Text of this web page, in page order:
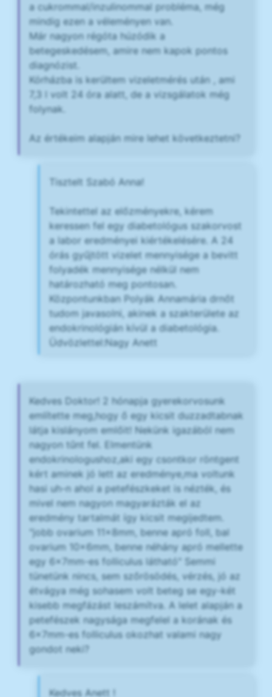
a cukrommal/inzulinommal probléma, még
mindig ezen a véleményen van.
Már nagyon régóta húzódik a
betegeskedésem, amire nem kapok pontos
diagnózist.
Kórházba is kerültem vizeletmérés után , ami
7,3 l volt 24 óra alatt, de a vizsgálatok még
folynak.
Az értékeim alapján mire lehet következtetni?
Tisztelt Szabó Anna!
Tekintettel az előzményekre, kérem
keressen fel egy diabetológus szakorvost
a labor eredményei kiértékelésére. A 24
órás gyűjtött vizelet mennyisége a bevitt
folyadék mennyisége nélkül nem
határozható meg pontosan.
Központunkban Polyák Annamária drnőt
tudom javasolni, akinek a szakterülete az
endokrinológián kívül a diabetológia.
Üdvözlettel:Nagy Anett
Kedves Doktor! 2 hónapja gyerekorvosunk
említette meg,hogy ő egy kicsit duzzadtabnak
látja kislányom emlőit! Nekünk igazából nem
nagyon tűnt fel. Elmentünk
endokrinologushoz,aki egy csontkor röntgent
kért aminek jó lett az eredménye,ma voltunk
hasi uh-n ahol a petefészkeket is nézték, és
mivel nem nagyon magyarázták el az
eredmény tartalmát így kicsit megijedtem.
"jobb ovarium 11x8mm, benne apró foll, bal
ovarium 10x6mm, benne néhány apró mellette
egy 6x7mm-es folliculus látható" Semmi
tünetünk nincs, sem szőrösödés, vérzés, jó az
étvágya még sohasem volt beteg se egy-két
kisebb megfázást leszámítva. A lelet alapján a
petefészek nagysága megfelel a korának és
6x7mm-es folliculus okozhat valami nagy
gondot neki?
Kedves Anett !